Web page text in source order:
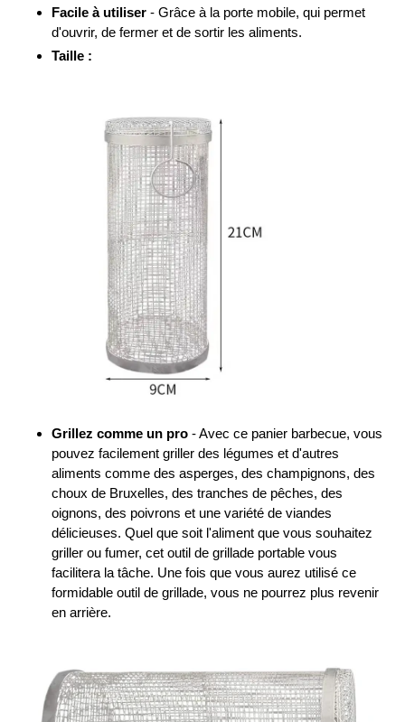
Facile à utiliser - Grâce à la porte mobile, qui permet
d'ouvrir, de fermer et de sortir les aliments.
Taille :
Grillez comme un pro - Avec ce panier barbecue, vous
pouvez facilement griller des légumes et d'autres
aliments comme des asperges, des champignons, des
choux de Bruxelles, des tranches de pêches, des
oignons, des poivrons et une variété de viandes
délicieuses. Quel que soit l'aliment que vous souhaitez
griller ou fumer, cet outil de grillade portable vous
facilitera la tâche. Une fois que vous aurez utilisé ce
formidable outil de grillade, vous ne pourrez plus revenir
en arrière.